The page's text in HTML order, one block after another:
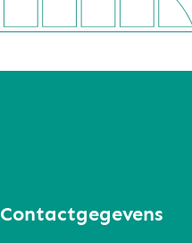
Contactgegevens